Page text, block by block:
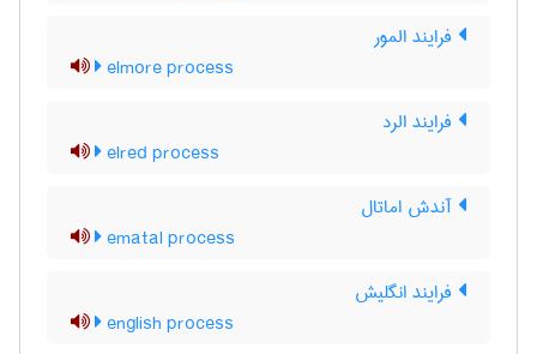
فرایند المور
elmore process
فرایند الرد
elred process
آندش اماتال
ematal process
فرایند انگلیش
english process